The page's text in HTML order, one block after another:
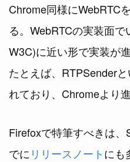
Chrome同様にWebRTC
る。WebRTCの実装面で
W3C)に近い形で実装が
たとえば、RTPSender
れており、Chromeより進
Firefoxで特筆すべきは
でにリリースノートにも